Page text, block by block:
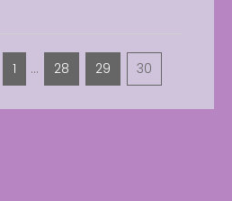
1 … 28 29 30